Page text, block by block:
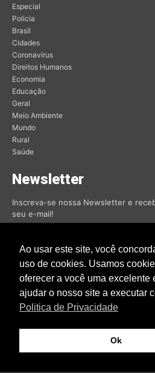
Especial
Policia
Brasil
Cidades
Coronavírus
Direitos Humanos
Economia
Educação
Geral
Meio Ambiente
Mundo
Rural
Saúde
Newsletter
Inscreva-se nossa Newsletter e
seu e-mail!
Inscrever-
Nós respeitamos sua privacidade.
© Amambai Notícias 2009 - Todos os
Ao usar este site, você
uso de cookies. Usamos
oferecer a você uma excelente
ajudar o nosso site a executar
Politica de Privacidade
Ok